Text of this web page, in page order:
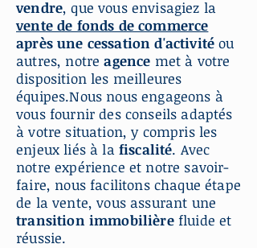
vendre, que vous envisagiez la
vente de fonds de commerce
après une cessation d'activité ou
autres, notreagence met à votre
disposition les meilleures
équipes.Nous nous engageons à
vous fournir des conseils adaptés
à votre situation, y compris les
enjeux liés à la fiscalité. Avec
notre expérience et notre savoir-
faire, nous facilitons chaque étape
de la vente, vous assurant une
transition immobilièrefluide et
réussie.